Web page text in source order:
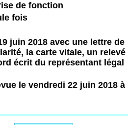
de fonction
fois
juin 2018 avec une lettre de
la carte vitale, un relevé
écrit du représentant légal
le vendredi 22 juin 2018 à